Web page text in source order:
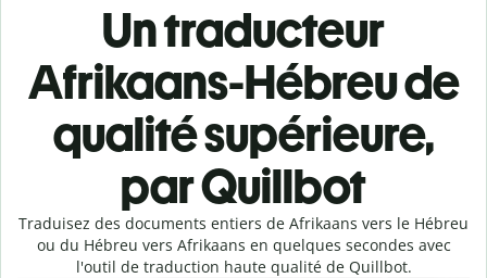
Un traducteur
Afrikaans-Hébreu de
qualité supérieure,
par Quillbot
Traduisez des documents entiers de Afrikaans vers le Hébreu
ou du Hébreu vers Afrikaans en quelques secondes avec
l'outil de traduction haute qualité de Quillbot.